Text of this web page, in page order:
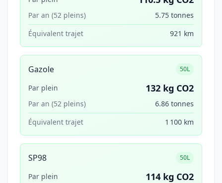
Par an (52 pleins)
5.75 tonnes
Équivalent trajet
921 km
Gazole 50L
Par plein 132 kg CO2
Par an (52 pleins)
6.86 tonnes
Équivalent trajet
1 100 km
SP98 50L
Par plein 114 kg CO2